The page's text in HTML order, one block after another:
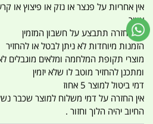
אין אחריות על פנצר או נזק או פיצוץ או
אוויר
כל החזרה תתבצע על חשבון המזמין
הזמנות מיוחדות לא ניתן לבטל או להחזיר
מוצרי תקופת המלחמה ומלאים מוגבלים לא
ומתכנן להחזיר מוטב לו שלא יזמין
דמי ביטול למוצר 5 אחוז
אין החזרה על דמי משלוח למוצר שכבר
החיוב יהיה הלוך וחזור .